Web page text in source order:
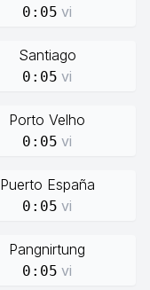
0:05 vi
Santiago
0:05 vi
Porto Velho
0:05 vi
Puerto España
0:05 vi
Pangnirtung
0:05 vi